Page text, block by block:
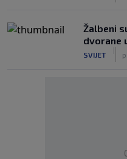
Žalbeni
dvorane
SVIJET